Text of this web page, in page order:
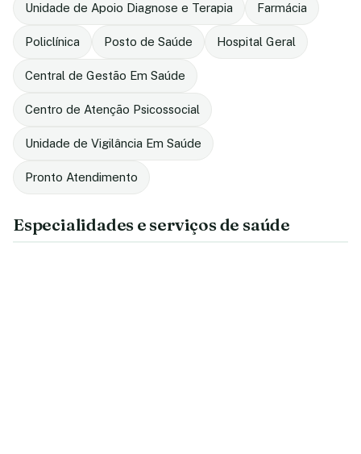
Unidade de Apoio Diagnose e Terapia Farmácia
Policlínica Posto de Saúde Hospital Geral
Central de Gestão Em Saúde
Centro de Atenção Psicossocial
Unidade de Vigilância Em Saúde
Pronto Atendimento
Especialidades e serviços de saúde